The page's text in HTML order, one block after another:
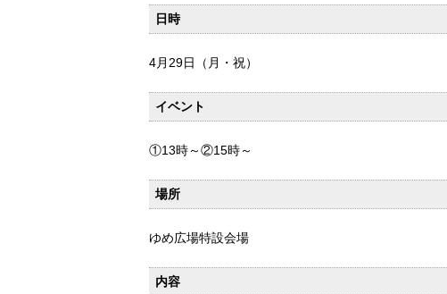
日時
4月29日（月・祝）
イベント
①13時～②15時～
場所
ゆめ広場特設会場
内容